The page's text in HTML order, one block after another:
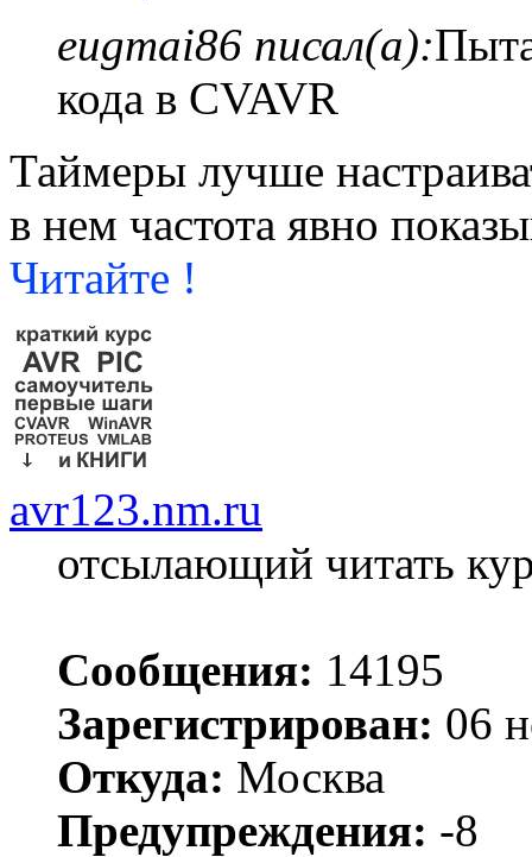
eugmai86 писал(а):
кода в CVAVR
Таймеры лучше
в нем частота явно
Читайте !
avr123.nm.ru
отсылающий читать
Сообщения: 14195
Зарегистрирован: 06
Откуда: Москва
Предупреждения: -8